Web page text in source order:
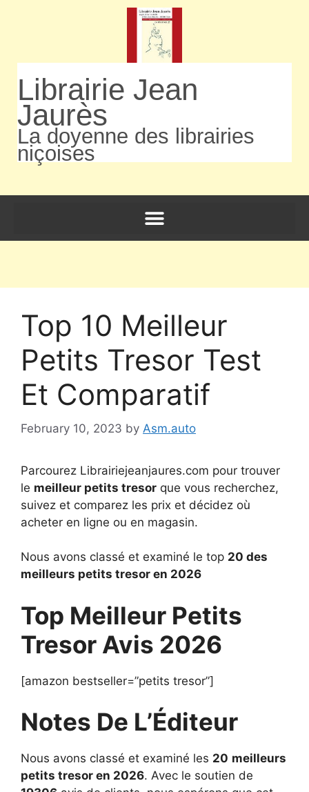
Librairie Jean
Jaurès
La doyenne des librairies
niçoises
Top 10 Meilleur
Petits Tresor Test
Et Comparatif
February 10, 2023 by Asm.auto
Parcourez Librairiejeanjaures.com pour trouver
le meilleur petits tresor que vous recherchez,
suivez et comparez les prix et décidez où
acheter en ligne ou en magasin.
Nous avons classé et examiné le top 20 des
meilleurs petits tresor en 2026
Top Meilleur Petits
Tresor Avis 2026
[amazon bestseller=”petits tresor”]
Notes De L’Éditeur
Nous avons classé et examiné les 20 meilleurs
petits tresor en 2026. Avec le soutien de